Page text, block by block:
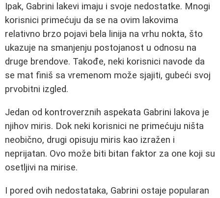
Ipak, Gabrini lakevi imaju i svoje nedostatke. Mnogi
korisnici primećuju da se na ovim lakovima
relativno brzo pojavi bela linija na vrhu nokta, što
ukazuje na smanjenju postojanost u odnosu na
druge brendove. Takođe, neki korisnici navode da
se mat finiš sa vremenom može sjajiti, gubeći svoj
prvobitni izgled.
Jedan od kontroverznih aspekata Gabrini lakova je
njihov miris. Dok neki korisnici ne primećuju ništa
neobično, drugi opisuju miris kao izražen i
neprijatan. Ovo može biti bitan faktor za one koji su
osetljivi na mirise.
I pored ovih nedostataka, Gabrini ostaje popularan